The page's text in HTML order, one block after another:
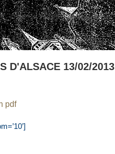
D'ALSACE 13/02/2013
pdf